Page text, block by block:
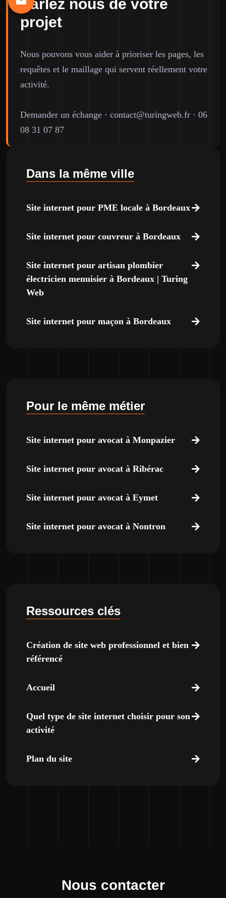
Parlez nous de votre
projet
Nous pouvons vous aider à prioriser les pages, les
requêtes et le maillage qui servent réellement votre
activité.
Demander un échange · contact@turingweb.fr · 06
08 31 07 87
Dans la même ville
Site internet pour PME locale à Bordeaux
Site internet pour couvreur à Bordeaux
Site internet pour artisan plombier
électricien menuisier à Bordeaux | Turing
Web
Site internet pour maçon à Bordeaux
Pour le même métier
Site internet pour avocat à Monpazier
Site internet pour avocat à Ribérac
Site internet pour avocat à Eymet
Site internet pour avocat à Nontron
Ressources clés
Création de site web professionnel et bien
référencé
Accueil
Quel type de site internet choisir pour son
activité
Plan du site
Nous contacter